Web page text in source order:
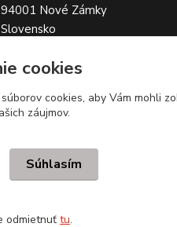
94001 Nové Zámky
Slovensko
cookies
cookies, aby Vám mohli
záujmov.
Súhlasím
odmietnuť tu.